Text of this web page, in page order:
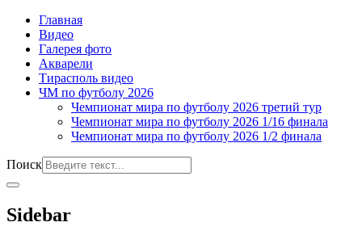
Главная
Видео
Галерея фото
Акварели
Тирасполь видео
ЧМ по футболу 2026
Чемпионат мира по футболу 2026 третий тур
Чемпионат мира по футболу 2026 1/16 финала
Чемпионат мира по футболу 2026 1/2 финала
Поиск
Sidebar